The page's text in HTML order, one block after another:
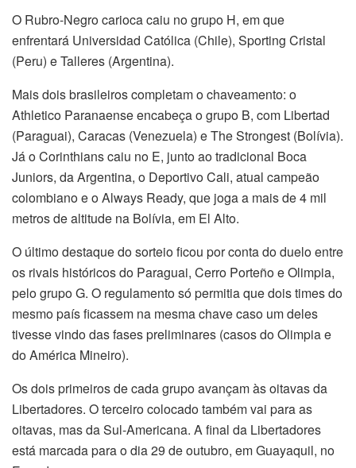
O Rubro-Negro carioca caiu no grupo H, em que
enfrentará Universidad Católica (Chile), Sporting Cristal
(Peru) e Talleres (Argentina).
Mais dois brasileiros completam o chaveamento: o
Athletico Paranaense encabeça o grupo B, com Libertad
(Paraguai), Caracas (Venezuela) e The Strongest (Bolívia).
Já o Corinthians caiu no E, junto ao tradicional Boca
Juniors, da Argentina, o Deportivo Cali, atual campeão
colombiano e o Always Ready, que joga a mais de 4 mil
metros de altitude na Bolívia, em El Alto.
O último destaque do sorteio ficou por conta do duelo entre
os rivais históricos do Paraguai, Cerro Porteño e Olimpia,
pelo grupo G. O regulamento só permitia que dois times do
mesmo país ficassem na mesma chave caso um deles
tivesse vindo das fases preliminares (casos do Olimpia e
do América Mineiro).
Os dois primeiros de cada grupo avançam às oitavas da
Libertadores. O terceiro colocado também vai para as
oitavas, mas da Sul-Americana. A final da Libertadores
está marcada para o dia 29 de outubro, em Guayaquil, no